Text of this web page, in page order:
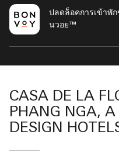
ปลดล็อคการเข้าพั
นวอย™
CASA DE LA
PHANG NGA,
DESIGN